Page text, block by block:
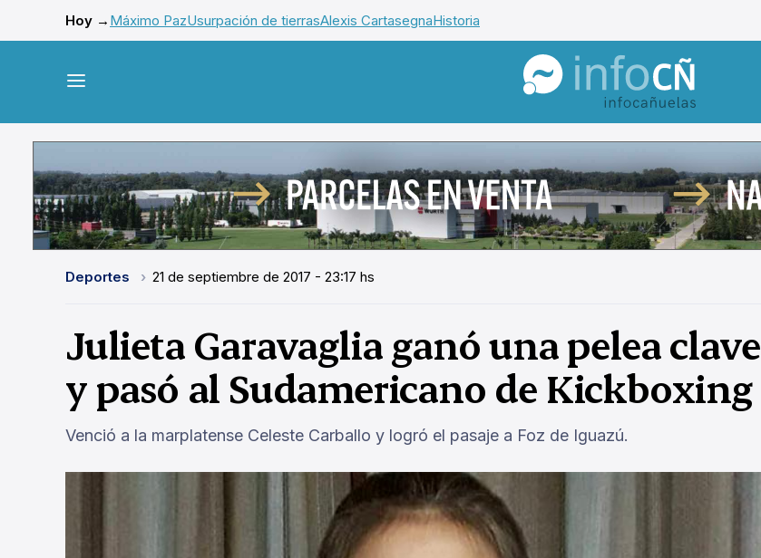
Hoy → Máximo PazUsurpación de tierrasAlexis CartasegnaHistoria
InfoCañuelas
Deportes 21 de septiembre de 2017 - 23:17 hs
Julieta Garavaglia ganó una pelea clave
y pasó al Sudamericano de Kickboxing
Venció a la marplatense Celeste Carballo y logró el pasaje a Foz de Iguazú.